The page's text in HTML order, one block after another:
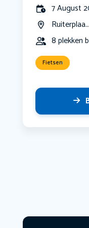
7 August
Ruiterplaa...
8 plekken
Fietsen